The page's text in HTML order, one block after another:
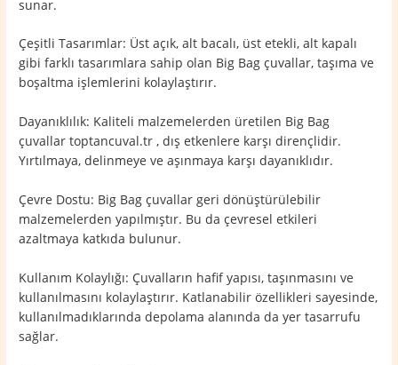
sunar.
Çeşitli Tasarımlar: Üst açık, alt bacalı, üst etekli, alt kapalı
gibi farklı tasarımlara sahip olan Big Bag çuvallar, taşıma ve
boşaltma işlemlerini kolaylaştırır.
Dayanıklılık: Kaliteli malzemelerden üretilen Big Bag
çuvallar toptancuval.tr , dış etkenlere karşı dirençlidir.
Yırtılmaya, delinmeye ve aşınmaya karşı dayanıklıdır.
Çevre Dostu: Big Bag çuvallar geri dönüştürülebilir
malzemelerden yapılmıştır. Bu da çevresel etkileri
azaltmaya katkıda bulunur.
Kullanım Kolaylığı: Çuvalların hafif yapısı, taşınmasını ve
kullanılmasını kolaylaştırır. Katlanabilir özellikleri sayesinde,
kullanılmadıklarında depolama alanında da yer tasarrufu
sağlar.